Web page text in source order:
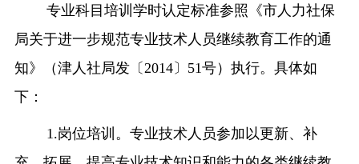
专业科目培训学时认定标准参照《市人力社保
局关于进一步规范专业技术人员继续教育工作的通
知》（津人社局发〔 2014〕 51号）执行。具体如
下：
1.岗位培训。专业技术人员参加以更新、补